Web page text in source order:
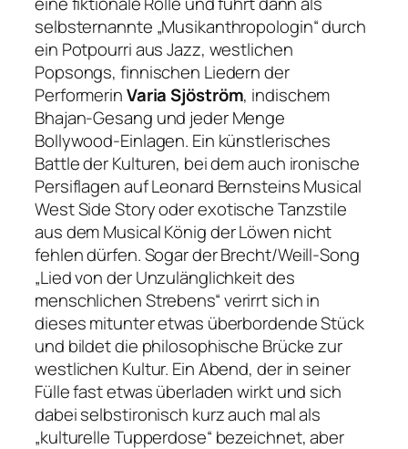
selbsternannte „Musikanthropologin“ durch
ein Potpourri aus Jazz, westlichen
Popsongs, finnischen Liedern der
PerformerinVaria Sjöström, indischem
Bhajan-Gesang und jeder Menge
Bollywood-Einlagen. Ein künstlerisches
Battle der Kulturen, bei dem auch ironische
Persiflagen auf Leonard Bernsteins Musical
West Side Storyoder exotische Tanzstile
aus dem MusicalKönig der Löwen nicht
fehlen dürfen. Sogar der Brecht/Weill-Song
„Lied von der Unzulänglichkeit des
menschlichen Strebens“verirrt sich in
dieses mitunter etwas überbordende Stück
und bildet die philosophische Brücke zur
westlichen Kultur. Ein Abend, der in seiner
Fülle fast etwas überladen wirkt und sich
dabei selbstironisch kurz auch mal als
„kulturelle Tupperdose“ bezeichnet, aber